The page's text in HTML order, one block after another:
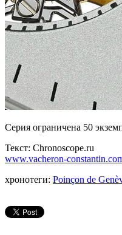
Серия ограничена 50
Текст: Chronoscope.ru
www.vacheron-
хронотеги: Poinçon de